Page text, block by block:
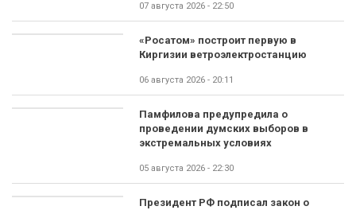
07 августа 2026 - 22:50
«Росатом» построит первую в
Киргизии ветроэлектростанцию
06 августа 2026 - 20:11
Памфилова предупредила о
проведении думских выборов в
экстремальных условиях
05 августа 2026 - 22:30
Президент РФ подписал закон о